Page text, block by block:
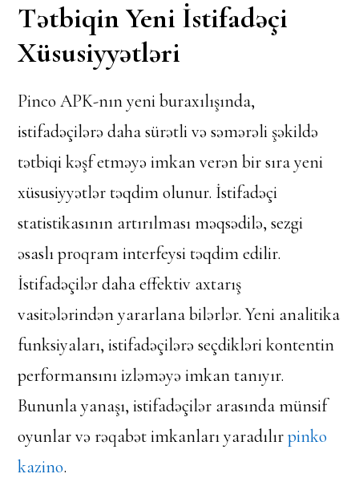
Tətbiqin Yeni İstifadəçi
Xüsusiyyətləri
Pinco APK-nın yeni buraxılışında,
istifadəçilərə daha sürətli və səmərəli şəkildə
tətbiqi kəşf etməyə imkan verən bir sıra yeni
xüsusiyyətlər təqdim olunur. İstifadəçi
statistikasının artırılması məqsədilə, sezgi
əsaslı proqram interfeysi təqdim edilir.
İstifadəçilər daha effektiv axtarış
vasitələrindən yararlana bilərlər. Yeni analitika
funksiyaları, istifadəçilərə seçdikləri kontentin
performansını izləməyə imkan tanıyır.
Bununla yanaşı, istifadəçilər arasında münsif
oyunlar və rəqabət imkanları yaradılırpinko
kazino.